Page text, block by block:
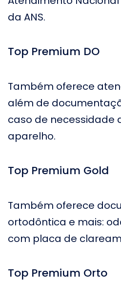
da ANS.
Top Premium DO
Também oferece
além de
caso de necessidade
aparelho.
Top Premium Gold
Também oferece
ortodôntica e mais:
com placa de
Top Premium Orto